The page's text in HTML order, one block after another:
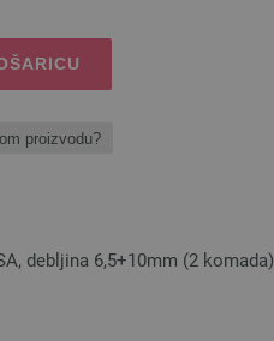
proizvodu?
debljina 6,5+10mm (2 komada)